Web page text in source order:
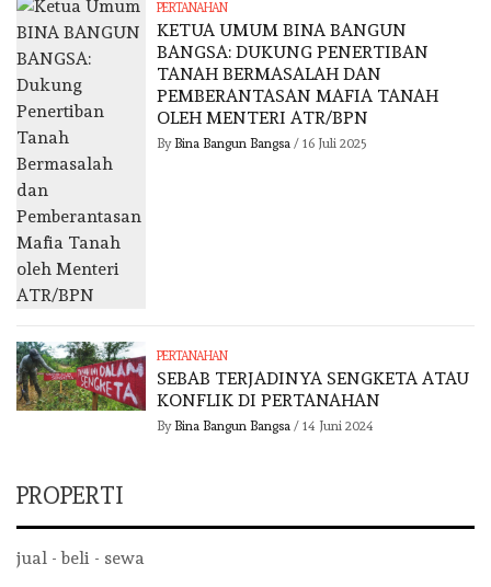
PERTANAHAN
KETUA UMUM BINA BANGUN
BANGSA: DUKUNG PENERTIBAN
TANAH BERMASALAH DAN
PEMBERANTASAN MAFIA TANAH
OLEH MENTERI ATR/BPN
By Bina Bangun Bangsa/ 16 Juli 2025
PERTANAHAN
SEBAB TERJADINYA SENGKETA ATAU
KONFLIK DI PERTANAHAN
By Bina Bangun Bangsa/ 14 Juni 2024
PROPERTI
jual - beli - sewa